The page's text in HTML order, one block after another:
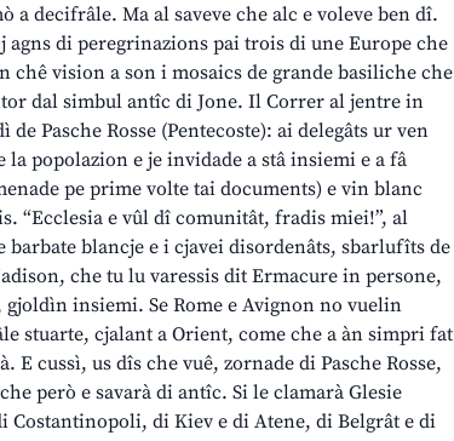
decifrâle. Ma al saveve che alc e voleve ben dî.
di peregrinazions pai trois di une Europe che
vision a son i mosaics de grande basiliche che
dal simbul antîc di Jone. Il Correr al jentre in
Pasche Rosse (Pentecoste): ai delegâts ur ven
popolazion e je invidade a stâ insiemi e a fâ
pe prime volte tai documents) e vin blanc
“Ecclesia e vûl dî comunitât, fradis miei!”, al
blancje e i cjavei disordenâts, sbarlufîts de
che tu lu varessis dit Ermacure in persone,
insiemi. Se Rome e Avignon no vuelin
stuarte, cjalant a Orient, come che a àn simpri fat
cussì, us dîs che vuê, zornade di Pasche Rosse,
però e savarà di antîc. Si le clamarà Glesie
Costantinopoli, di Kiev e di Atene, di Belgrât e di